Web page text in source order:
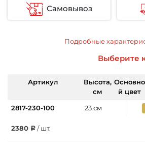
Самовывоз
Подробные
Выберите
Артикул
Высота,
см
Основно
й цвет
2817-230-100 23 см
2380 / шт.